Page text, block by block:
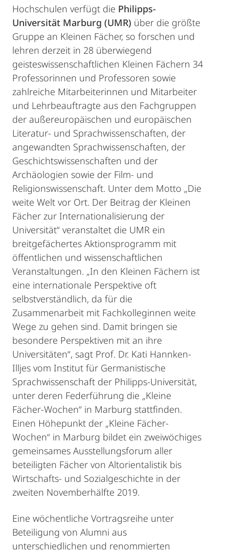
Hochschulen verfügt die Philipps-
Universität Marburg (UMR) über die größte
Gruppe an Kleinen Fächer, so forschen und
lehren derzeit in 28 überwiegend
geisteswissenschaftlichen Kleinen Fächern 34
Professorinnen und Professoren sowie
zahlreiche Mitarbeiterinnen und Mitarbeiter
und Lehrbeauftragte aus den Fachgruppen
der außereuropäischen und europäischen
Literatur- und Sprachwissenschaften, der
angewandten Sprachwissenschaften, der
Geschichtswissenschaften und der
Archäologien sowie der Film- und
Religionswissenschaft. Unter dem Motto „Die
weite Welt vor Ort. Der Beitrag der Kleinen
Fächer zur Internationalisierung der
Universität“ veranstaltet die UMR ein
breitgefächertes Aktionsprogramm mit
öffentlichen und wissenschaftlichen
Veranstaltungen. „In den Kleinen Fächern ist
eine internationale Perspektive oft
selbstverständlich, da für die
Zusammenarbeit mit Fachkolleginnen weite
Wege zu gehen sind. Damit bringen sie
besondere Perspektiven mit an ihre
Universitäten“, sagt Prof. Dr. Kati Hannken-
Illjes vom Institut für Germanistische
Sprachwissenschaft der Philipps-Universität,
unter deren Federführung die „Kleine
Fächer-Wochen“ in Marburg stattfinden.
Einen Höhepunkt der „Kleine Fächer-
Wochen“ in Marburg bildet ein zweiwöchiges
gemeinsames Ausstellungsforum aller
beteiligten Fächer von Altorientalistik bis
Wirtschafts- und Sozialgeschichte in der
zweiten Novemberhälfte 2019.
Eine wöchentliche Vortragsreihe unter
Beteiligung von Alumni aus
unterschiedlichen und renommierten